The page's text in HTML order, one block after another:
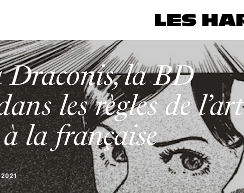
Draconis, la BD
les règles de l’art
la française
2021